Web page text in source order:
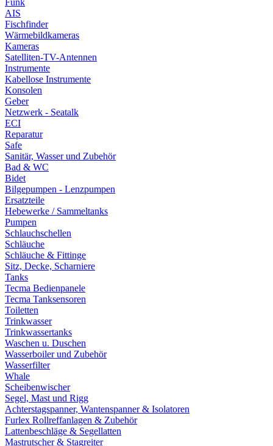
Funk
AIS
Fischfinder
Wärmebildkameras
Kameras
Satelliten-TV-Antennen
Instrumente
Kabellose Instrumente
Konsolen
Geber
Netzwerk - Seatalk
ECI
Reparatur
Safe
Sanitär, Wasser und Zubehör
Bad & WC
Bidet
Bilgepumpen - Lenzpumpen
Ersatzteile
Hebewerke / Sammeltanks
Pumpen
Schlauchschellen
Schläuche
Schläuche & Fittinge
Sitz, Decke, Scharniere
Tanks
Tecma Bedienpanele
Tecma Tanksensoren
Toiletten
Trinkwasser
Trinkwassertanks
Waschen u. Duschen
Wasserboiler und Zubehör
Wasserfilter
Whale
Scheibenwischer
Segel, Mast und Rigg
Achterstagspanner, Wantenspanner & Isolatoren
Furlex Rollreffanlagen & Zubehör
Lattenbeschläge & Segellatten
Mastrutscher & Stagreiter